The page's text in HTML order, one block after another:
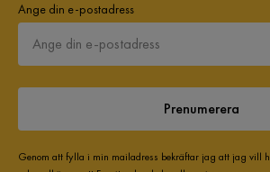
Ange din e-postadress
Prenumerera
Genom att fylla i min mailadress bekräftar jag att jag vill